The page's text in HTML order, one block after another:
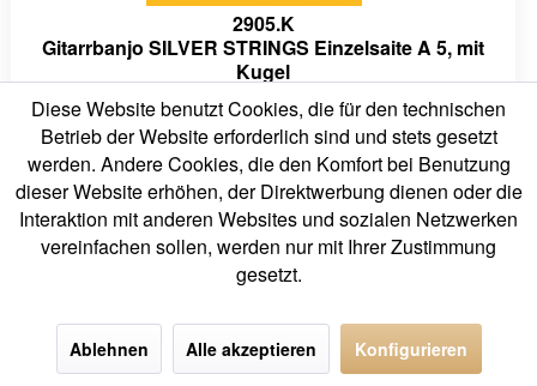
2905.K
Gitarrbanjo SILVER STRINGS Einzelsaite A 5, mit
Kugel
4,50 € *
Diese Website benutzt Cookies, die für den technischen
Betrieb der Website erforderlich sind und stets gesetzt
werden. Andere Cookies, die den Komfort bei Benutzung
dieser Website erhöhen, der Direktwerbung dienen oder die
Interaktion mit anderen Websites und sozialen Netzwerken
vereinfachen sollen, werden nur mit Ihrer Zustimmung
gesetzt.
Ablehnen Alle akzeptieren Konfigurieren